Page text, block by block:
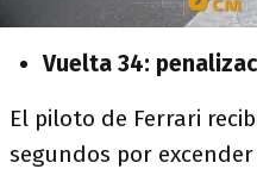
Vuelta 34:
El piloto de Ferrari
segundos por